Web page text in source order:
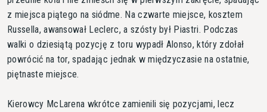
z miejsca piątego na siódme. Na czwarte miejsce, kosztem
Russella, awansował Leclerc, a szósty był Piastri. Podczas
walki o dziesiątą pozycję z toru wypadł Alonso, który zdołał
powrócić na tor, spadając jednak w międzyczasie na ostatnie,
piętnaste miejsce.
Kierowcy McLarena wkrótce zamienili się pozycjami, lecz